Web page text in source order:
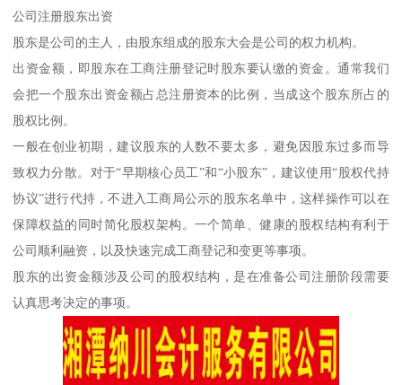
公司注册股东出资
股东是公司的主人，由股东组成的股东大会是公司的权力机构。
出资金额，即股东在工商注册登记时股东要认缴的资金。通常我们
会把一个股东出资金额占总注册资本的比例，当成这个股东所占的
股权比例。
一般在创业初期，建议股东的人数不要太多，避免因股东过多而导
致权力分散。对于“早期核心员工”和“小股东”，建议使用“股权代持
协议”进行代持，不进入工商局公示的股东名单中，这样操作可以在
保障权益的同时简化股权架构。一个简单、健康的股权结构有利于
公司顺利融资，以及快速完成工商登记和变更等事项。
股东的出资金额涉及公司的股权结构，是在准备公司注册阶段需要
认真思考决定的事项。